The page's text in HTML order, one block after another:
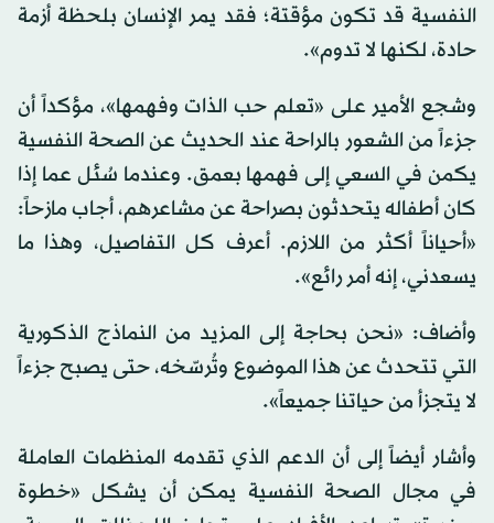
النفسية قد تكون مؤقتة؛ فقد يمر الإنسان بلحظة أزمة
حادة، لكنها لا تدوم».
وشجع الأمير على «تعلم حب الذات وفهمها»، مؤكداً أن
جزءاً من الشعور بالراحة عند الحديث عن الصحة النفسية
يكمن في السعي إلى فهمها بعمق. وعندما سُئل عما إذا
كان أطفاله يتحدثون بصراحة عن مشاعرهم، أجاب مازحاً:
«أحياناً أكثر من اللازم. أعرف كل التفاصيل، وهذا ما
يسعدني، إنه أمر رائع».
وأضاف: «نحن بحاجة إلى المزيد من النماذج الذكورية
التي تتحدث عن هذا الموضوع وتُرسّخه، حتى يصبح جزءاً
لا يتجزأ من حياتنا جميعاً».
وأشار أيضاً إلى أن الدعم الذي تقدمه المنظمات العاملة
في مجال الصحة النفسية يمكن أن يشكل «خطوة